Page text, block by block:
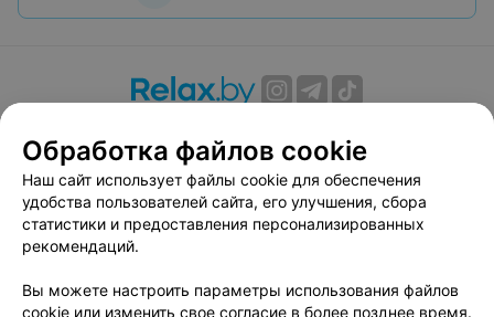
Вакансии
Публичный договор
Способы оплаты
Публичный договор по использованию сервиса
«Афиша»
Пользовательское соглашение
Связаться по вопросам сотрудничества
Обработка файлов cookie
Наш сайт использует файлы cookie для обеспечения
удобства пользователей сайта, его улучшения, сбора
статистики и предоставления персонализированных
рекомендаций.
Вы можете настроить параметры использования файлов
cookie или изменить свое согласие в более позднее время.